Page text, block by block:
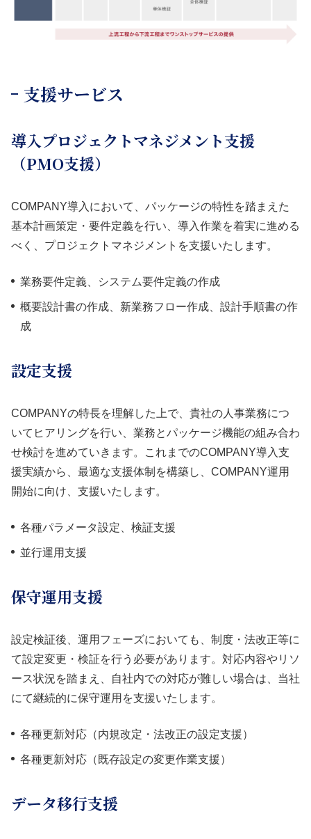
支援サービス
導入プロジェクトマネジメント支援
（PMO支援）
COMPANY導入において、パッケージの特性を踏まえた
基本計画策定・要件定義を行い、導入作業を着実に進める
べく、プロジェクトマネジメントを支援いたします。
業務要件定義、システム要件定義の作成
概要設計書の作成、新業務フロー作成、設計手順書の作
成
設定支援
COMPANYの特長を理解した上で、貴社の人事業務につ
いてヒアリングを行い、業務とパッケージ機能の組み合わ
せ検討を進めていきます。これまでのCOMPANY導入支
援実績から、最適な支援体制を構築し、COMPANY運用
開始に向け、支援いたします。
各種パラメータ設定、検証支援
並行運用支援
保守運用支援
設定検証後、運用フェーズにおいても、制度・法改正等に
て設定変更・検証を行う必要があります。対応内容やリソ
ース状況を踏まえ、自社内での対応が難しい場合は、当社
にて継続的に保守運用を支援いたします。
各種更新対応（内規改定・法改正の設定支援）
各種更新対応（既存設定の変更作業支援）
データ移行支援